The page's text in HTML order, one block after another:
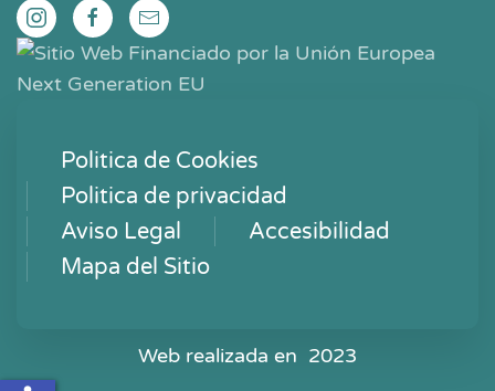
Politica de Cookies
Politica de privacidad
Aviso Legal
Accesibilidad
Mapa del Sitio
Web realizada en 2023